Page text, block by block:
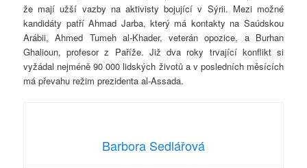
že mají užší vazby na aktivisty bojující v Sýrii. Mezi možné
kandidáty patří Ahmad Jarba, který má kontakty na Saúdskou
Arábii, Ahmed Tumeh al-Khader, veterán opozice, a Burhan
Ghalioun, profesor z Paříže. Již dva roky trvající konflikt si
vyžádal nejméně 90 000 lidských životů a v posledních měsících
má převahu režim prezidenta al-Assada.
Barbora Sedlářová